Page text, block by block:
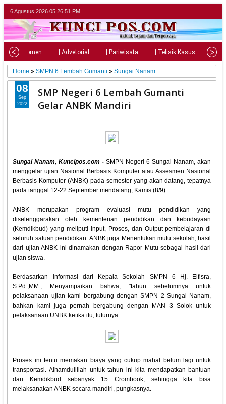
6 Agustus 2026 05:26:53 PM
| Parlemen | Advetorial | Pariwisata | Telisik Kasus |
Home »SMPN 6 Lembah Gumanti »Sungai Nanam
SMP Negeri 6 Lembah Gumanti
Gelar ANBK Mandiri
Sungai Nanam, Kuncipos.com - SMPN Negeri 6 Sungai Nanam, akan
menggelar ujian Nasional Berbasis Komputer atau Assesmen Nasional
Berbasis Komputer (ANBK) pada semester yang akan datang, tepatnya
pada tanggal 12-22 September mendatang, Kamis (8/9).
ANBK merupakan program evaluasi mutu pendidikan yang
diselenggarakan oleh kementerian pendidikan dan kebudayaan
(Kemdikbud) yang meliputi Input, Proses, dan Output pembelajaran di
seluruh satuan pendidikan. ANBK juga Menentukan mutu sekolah, hasil
dari ujian ANBK ini dinamakan dengan Rapor Mutu sebagai hasil dari
ujian siswa.
Berdasarkan informasi dari Kepala Sekolah SMPN 6 Hj. Elfisra,
S.Pd.,MM., Menyampaikan bahwa, "tahun sebelumnya untuk
pelaksanaan ujian kami bergabung dengan SMPN 2 Sungai Nanam,
bahkan kami juga pernah bergabung dengan MAN 3 Solok untuk
pelaksanaan UNBK ketika itu, tuturnya.
Proses ini tentu memakan biaya yang cukup mahal belum lagi untuk
transportasi. Alhamdulillah untuk tahun ini kita mendapatkan bantuan
dari Kemdikbud sebanyak 15 Crombook, sehingga kita bisa
melaksanakan ANBK secara mandiri, pungkasnya.
08
Sep
2022